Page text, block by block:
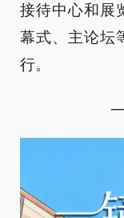
接待中心和展
幕式、主论坛
行。